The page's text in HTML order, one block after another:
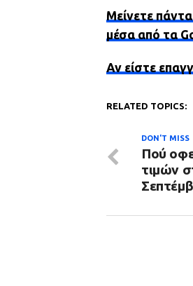
Μείνετε
μέσα από τα
Αν είστε
RELATED TOPICS:
DON'T MISS
Πού
τιμών